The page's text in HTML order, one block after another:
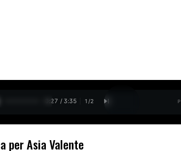
0:28 / 3:35 1 /2
per Asia Valente